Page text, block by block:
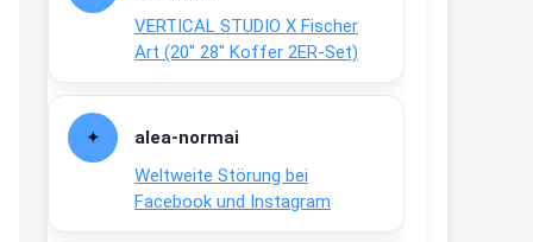
VERTICAL STUDIO X Fischer
Art (20″ 28″ Koffer 2ER-Set)
alea-normai
Weltweite Störung bei
Facebook und Instagram
An 01.08. / Sensodyne Rabatt 3€
/ max. 15.000www.erlebe-
↩